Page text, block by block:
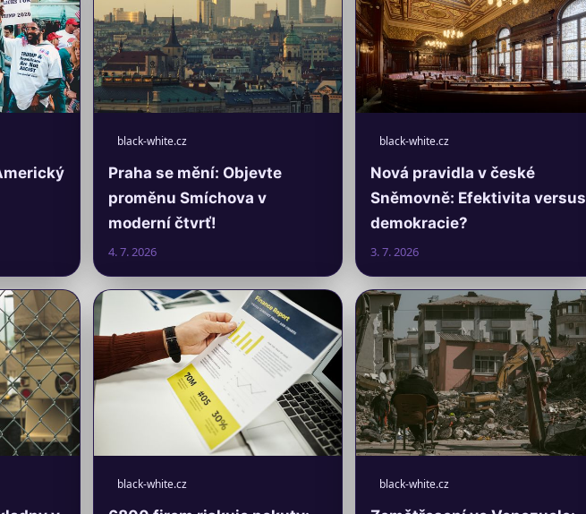
black-white.cz
Praha se mění: Objevte
proměnu Smíchova v
moderní čtvrť!
4. 7. 2026
black-white.cz
Nová pravidla v české
Sněmovně: Efektivita versus
demokracie?
3. 7. 2026
black-white.cz black-white.cz